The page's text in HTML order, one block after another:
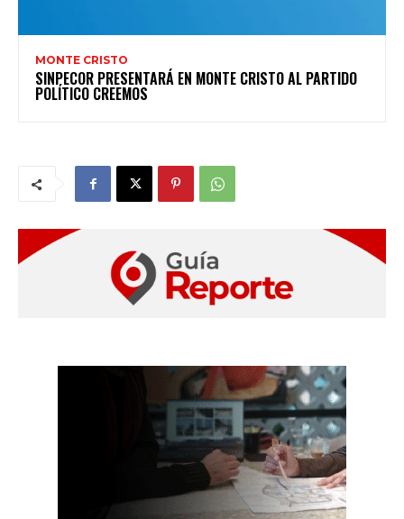
MONTE CRISTO
SINPECOR PRESENTARÁ EN MONTE CRISTO AL PARTIDO
POLÍTICO CREEMOS